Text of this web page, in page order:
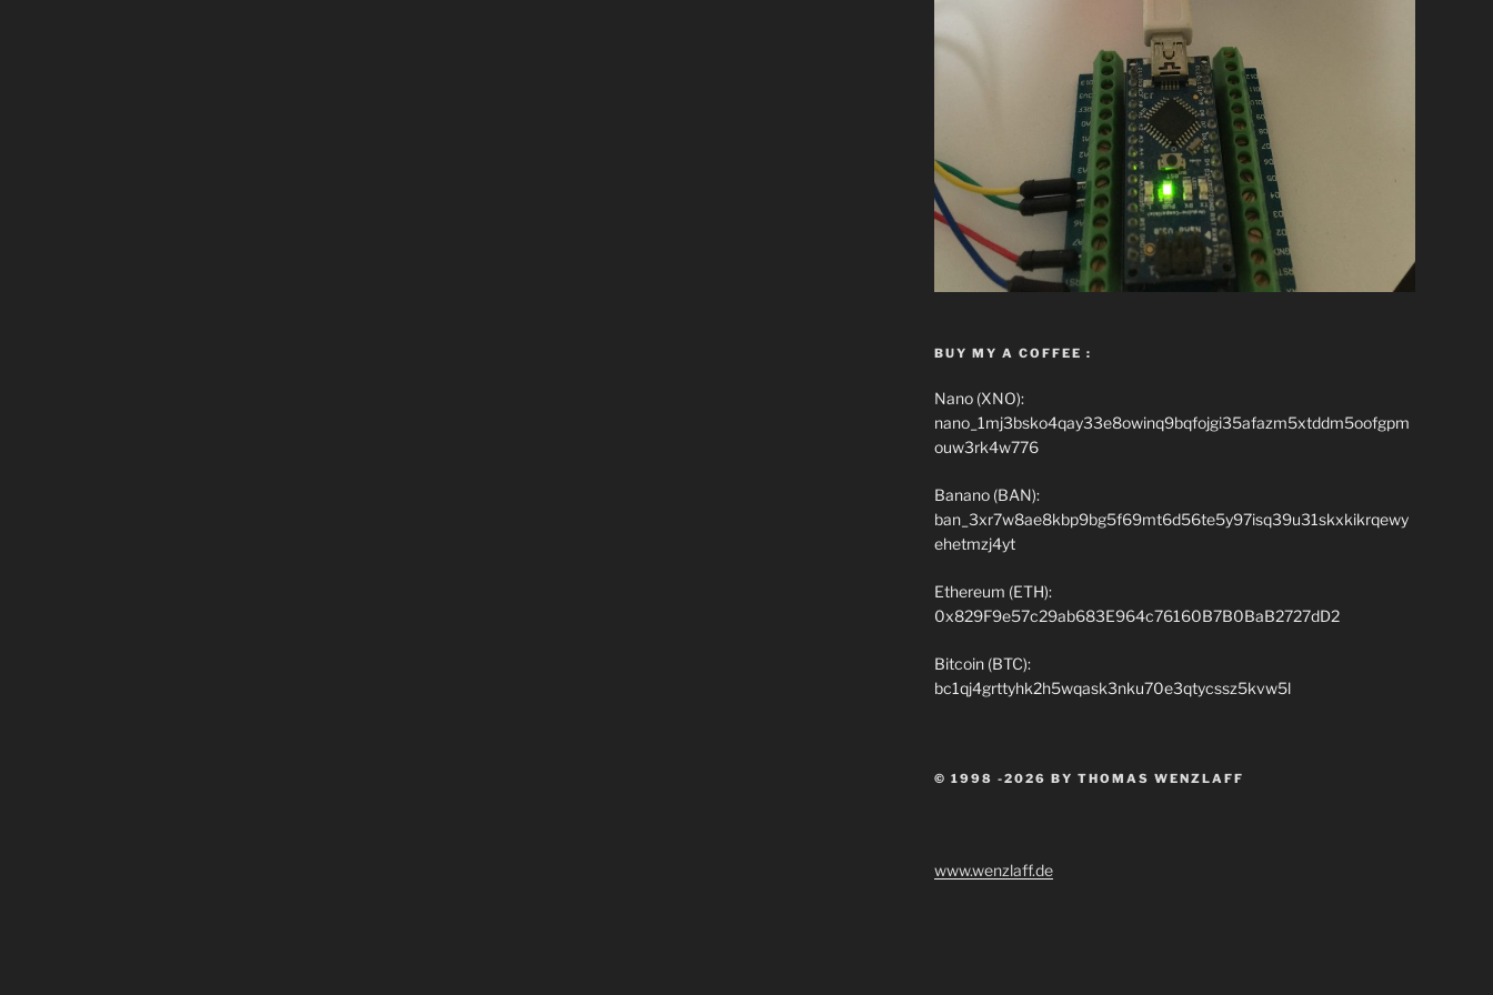
BUY MY A COFFEE :
Nano (XNO):
nano_1mj3bsko4qay33e8owinq9bqfojgi35afazm5xtddm5oofgpm
ouw3rk4w776
Banano (BAN):
ban_3xr7w8ae8kbp9bg5f69mt6d56te5y97isq39u31skxkikrqewy
ehetmzj4yt
Ethereum (ETH):
0x829F9e57c29ab683E964c76160B7B0BaB2727dD2
Bitcoin (BTC):
bc1qj4grttyhk2h5wqask3nku70e3qtycssz5kvw5l
© 1998 -2026 BY THOMAS WENZLAFF
www.wenzlaff.de